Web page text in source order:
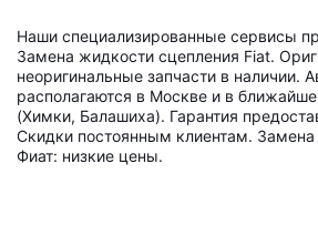
Наши специализированные сервисы
Замена жидкости сцепления Fiat.
неоригинальные запчасти в наличии.
располагаются в Москве и в
(Химки, Балашиха). Гарантия
Скидки постоянным клиентам.
Фиат: низкие цены.